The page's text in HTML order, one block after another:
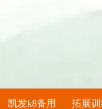
凯发k8备用 拓展